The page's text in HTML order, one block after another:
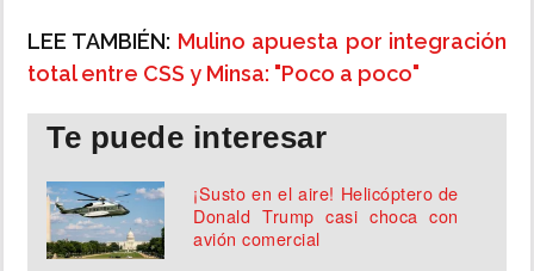
LEE TAMBIÉN: Mulino apuesta por integración
total entre CSS y Minsa: "Poco a poco"
Te puede interesar
¡Susto en el aire! Helicóptero de
Donald Trump casi choca con
avión comercial